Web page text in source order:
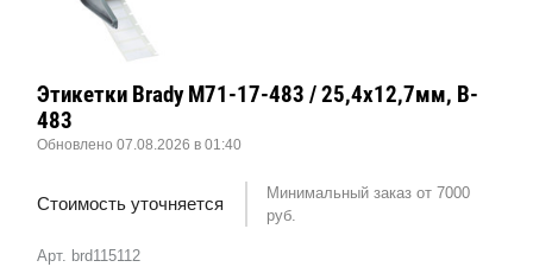
Арт. brd115112
Этикетки Brady M71-17-483 / 25,4x12,7мм, B-
483
Обновлено 07.08.2026 в 01:40
Стоимость уточняется
Минимальный заказ от 7000
руб.